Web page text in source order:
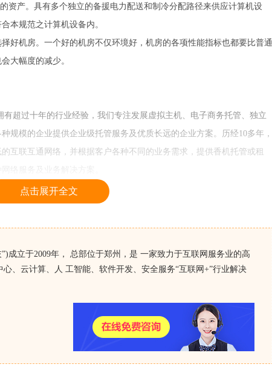
资产。具有多个独立的备援电力配送和制冷分配路径来供应计算机设
本规范之计算机设备内。
好机房。一个好的机房不仅环境好，机房的各项性能指标也都要比普通
大幅度的减少。
有超过十年的行业经验，我们专注发展虚拟主机、电子商务托管、独立
规模的企业提供企业级托管服务及优质长远的企业方案。历经10多年，
互联互通网络，并根据客户各种不同的业务需求，提供香机托管或租
点击展开全文
成立于2009年， 总部位于郑州，是 一家致力于互联网服务业的高
、云计算、人 工智能、软件开发、安全服务“互联网+”行业解决